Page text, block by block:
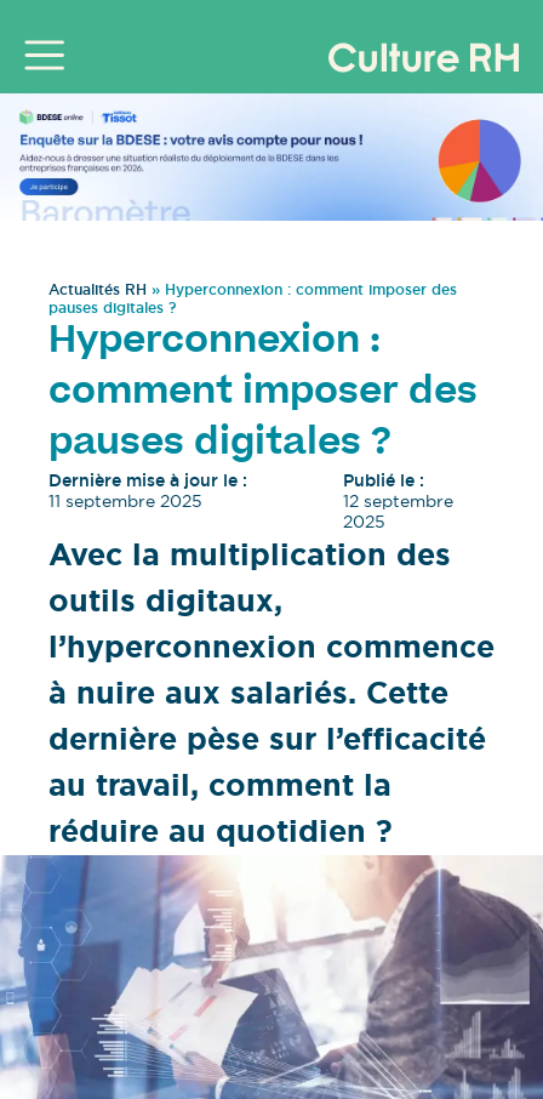
Actualités RH » Hyperconnexion : comment imposer des
pauses digitales ?
Hyperconnexion :
comment imposer des
pauses digitales ?
Dernière mise à jour le :
11 septembre 2025
Publié le :
12 septembre
2025
Avec la multiplication des
outils digitaux,
l’hyperconnexion commence
à nuire aux salariés. Cette
dernière pèse sur l’efficacité
au travail, comment la
réduire au quotidien ?